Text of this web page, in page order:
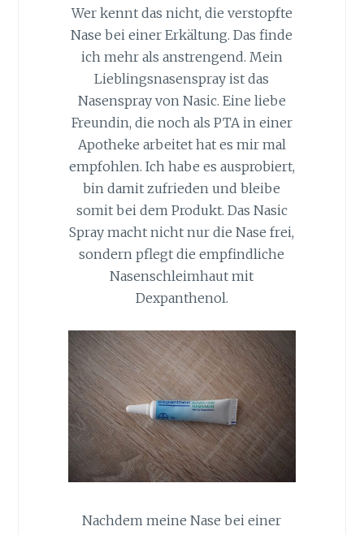
Wer kennt das nicht, die verstopfte
Nase bei einer Erkältung. Das finde
ich mehr als anstrengend. Mein
Lieblingsnasenspray ist das
Nasenspray von Nasic. Eine liebe
Freundin, die noch als PTA in einer
Apotheke arbeitet hat es mir mal
empfohlen. Ich habe es ausprobiert,
bin damit zufrieden und bleibe
somit bei dem Produkt. Das Nasic
Spray macht nicht nur die Nase frei,
sondern pflegt die empfindliche
Nasenschleimhaut mit
Dexpanthenol.
Nachdem meine Nase bei einer